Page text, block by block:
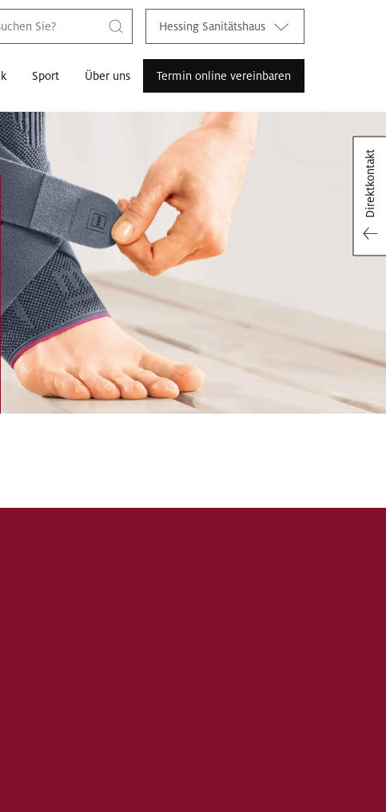
Hessing Sanitätshaus
Sport Über uns Termin online vereinbaren
Direktkontakt